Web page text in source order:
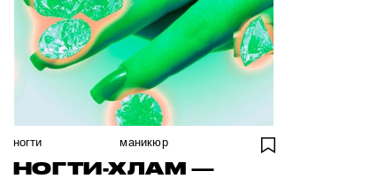
ногти маникюр
НОГТИ-ХЛАМ —